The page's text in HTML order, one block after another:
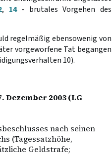
, 14- brutales Vorgehen des
regelmäßig ebensowenig von
vorgeworfene Tat begangen
10).
Dezember 2003 (LG
nach seinen
(Tagessatzhöhe,
Geldstrafe;